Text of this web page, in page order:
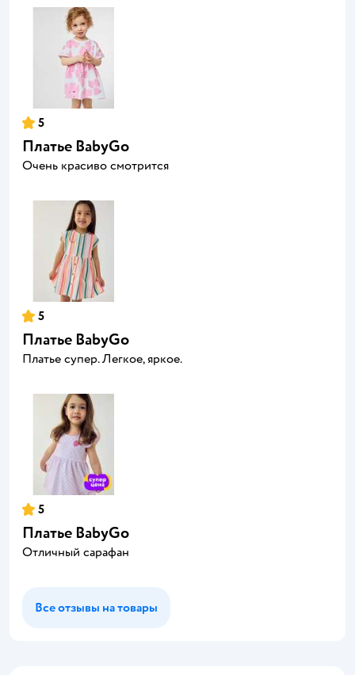
5
Платье BabyGo
Очень красиво смотрится
5
Платье BabyGo
Платье супер. Легкое, яркое.
5
Платье BabyGo
Отличный сарафан
Все отзывы на товары